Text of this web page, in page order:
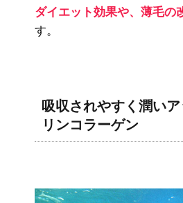
ダイエット効果や、薄毛の
す。
吸収されやすく潤い
リンコラーゲン